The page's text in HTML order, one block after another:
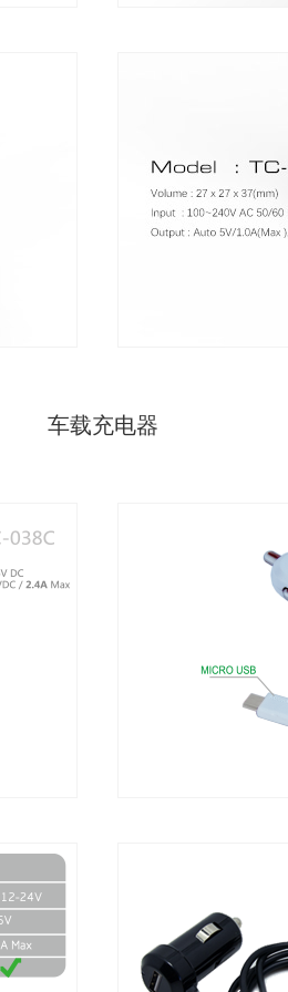
车载充电器